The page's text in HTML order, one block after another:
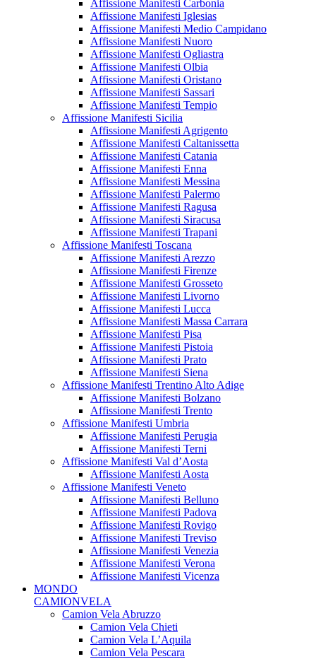
Affissione Manifesti Carbonia
Affissione Manifesti Iglesias
Affissione Manifesti Medio Campidano
Affissione Manifesti Nuoro
Affissione Manifesti Ogliastra
Affissione Manifesti Olbia
Affissione Manifesti Oristano
Affissione Manifesti Sassari
Affissione Manifesti Tempio
Affissione Manifesti Sicilia
Affissione Manifesti Agrigento
Affissione Manifesti Caltanissetta
Affissione Manifesti Catania
Affissione Manifesti Enna
Affissione Manifesti Messina
Affissione Manifesti Palermo
Affissione Manifesti Ragusa
Affissione Manifesti Siracusa
Affissione Manifesti Trapani
Affissione Manifesti Toscana
Affissione Manifesti Arezzo
Affissione Manifesti Firenze
Affissione Manifesti Grosseto
Affissione Manifesti Livorno
Affissione Manifesti Lucca
Affissione Manifesti Massa Carrara
Affissione Manifesti Pisa
Affissione Manifesti Pistoia
Affissione Manifesti Prato
Affissione Manifesti Siena
Affissione Manifesti Trentino Alto Adige
Affissione Manifesti Bolzano
Affissione Manifesti Trento
Affissione Manifesti Umbria
Affissione Manifesti Perugia
Affissione Manifesti Terni
Affissione Manifesti Val d’Aosta
Affissione Manifesti Aosta
Affissione Manifesti Veneto
Affissione Manifesti Belluno
Affissione Manifesti Padova
Affissione Manifesti Rovigo
Affissione Manifesti Treviso
Affissione Manifesti Venezia
Affissione Manifesti Verona
Affissione Manifesti Vicenza
MONDO
CAMIONVELA
Camion Vela Abruzzo
Camion Vela Chieti
Camion Vela L’Aquila
Camion Vela Pescara